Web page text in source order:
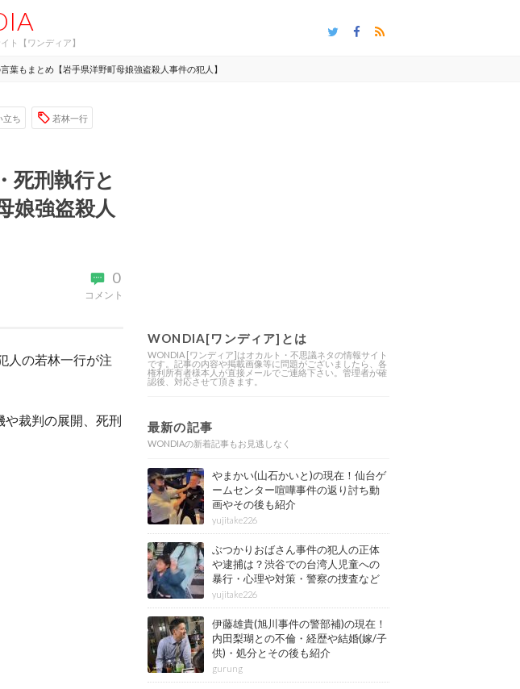
ト【ワンディア】
葉もまとめ【岩手県洋野町母娘強盗殺人事件の犯人】
立ち 若林一行
死刑執行と
娘強盗殺人
0
コメント
人の若林一行が注
や裁判の展開、死刑
WONDIA[ワンディア]とは
WONDIA [ワンディア]はオカルト・不思議ネタの情報サイト
です。記事の内容や掲載画像等に問題がございましたら、各
権利所有者様本人が直接メールでご連絡下さい。管理者が確
認後、対応させて頂きます。
最新の記事
WONDIAの新着記事もお見逃しなく
やまかい(山石かいと)の現在！仙台ゲ
ームセンター喧嘩事件の返り討ち動
画やその後も紹介
yujitake226
ぶつかりおばさん事件の犯人の正体
や逮捕は？渋谷での台湾人児童への
暴行・心理や対策・警察の捜査など
その後も紹介
yujitake226
伊藤雄貴(旭川事件の警部補)の現在！
内田梨瑚との不倫・経歴や結婚(嫁/子
供)・処分とその後も紹介
gurung